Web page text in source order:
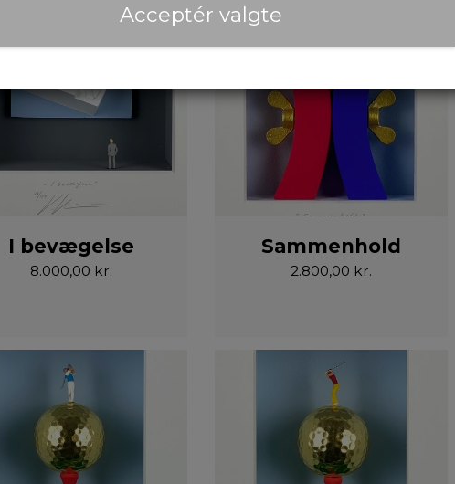
I bevægelse
8.000,00 kr.
Sammenhold
2.800,00 kr.
Acceptér valgte